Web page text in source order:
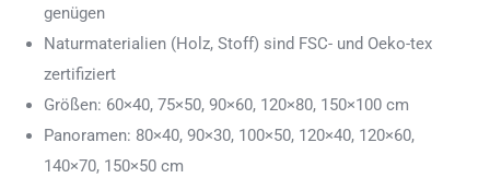
genügen
Naturmaterialien (Holz, Stoff) sind FSC- und Oeko-tex
zertifiziert
Größen: 60×40, 75×50, 90×60, 120×80, 150×100 cm
Panoramen: 80×40, 90×30, 100×50, 120×40, 120×60,
140×70, 150×50 cm